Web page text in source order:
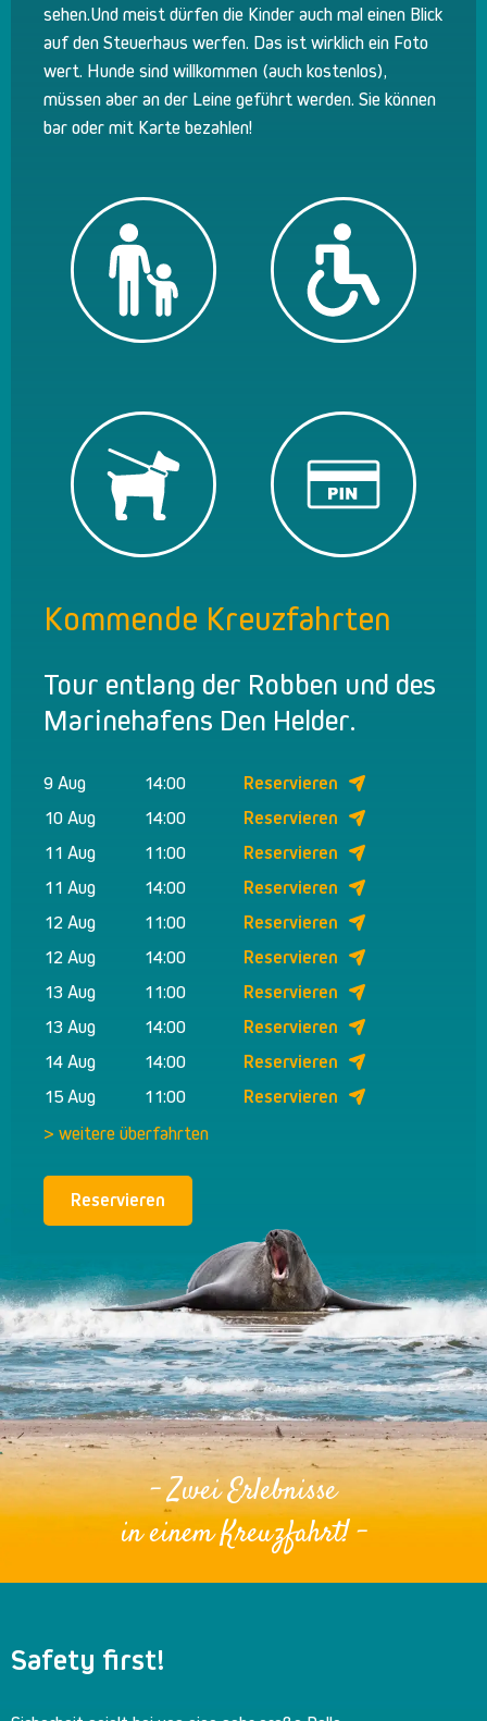
sehen.Und meist dürfen die Kinder auch mal einen Blick
auf den Steuerhaus werfen. Das ist wirklich ein Foto
wert. Hunde sind willkommen (auch kostenlos),
müssen aber an der Leine geführt werden. Sie können
bar oder mit Karte bezahlen!
Kommende Kreuzfahrten
Tour entlang der Robben und des
Marinehafens Den Helder.
9 Aug 14:00
Reservieren
10 Aug
14:00
Reservieren
11 Aug
11:00
Reservieren
11 Aug
14:00
Reservieren
12 Aug
11:00
Reservieren
12 Aug
14:00
Reservieren
13 Aug
11:00
Reservieren
13 Aug
14:00
Reservieren
14 Aug
14:00
Reservieren
15 Aug
11:00
Reservieren
> weitere überfahrten
Reservieren
- Zwei Erlebnisse
in einem Kreuzfahrt! -
Safety first!